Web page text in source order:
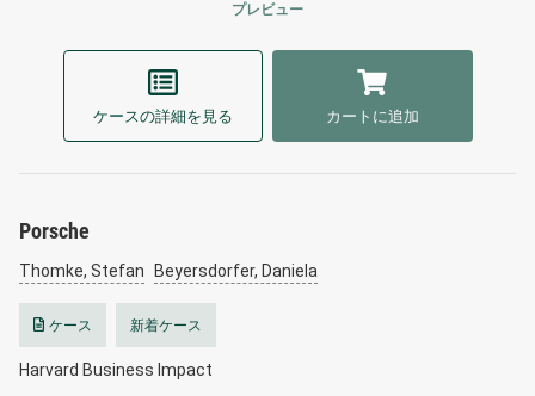
プレビュー
ケースの詳細を見る カートに追加
Porsche
Thomke, Stefan Beyersdorfer, Daniela
ケース 新着ケース
Harvard Business Impact